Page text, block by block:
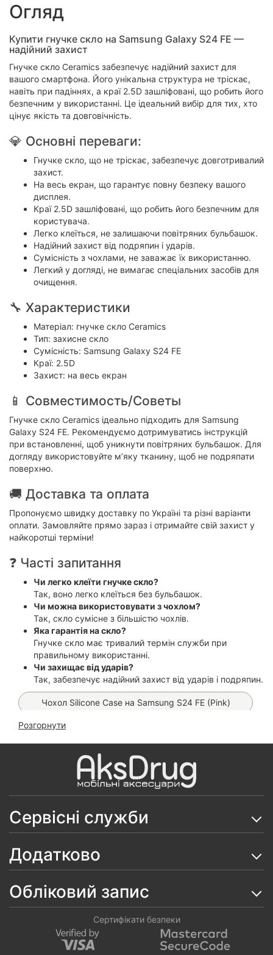
Огляд
Купити гнучке скло на Samsung Galaxy S24 FE —
надійний захист
Гнучке скло Ceramics забезпечує надійний захист для
вашого смартфона. Його унікальна структура не тріскає,
навіть при падіннях, а краї 2.5D зашліфовані, що робить його
безпечним у використанні. Це ідеальний вибір для тих, хто
цінує якість та довговічність.
💎 Основні переваги:
Гнучке скло, що не тріскає, забезпечує довготривалий
захист.
На весь екран, що гарантує повну безпеку вашого
дисплея.
Краї 2.5D зашліфовані, що робить його безпечним для
користувача.
Легко клеїться, не залишаючи повітряних бульбашок.
Надійний захист від подряпин і ударів.
Сумісність з чохлами, не заважає їх використанню.
Легкий у догляді, не вимагає спеціальних засобів для
очищення.
🔧 Характеристики
Матеріал: гнучке скло Ceramics
Тип: захисне скло
Сумісність: Samsung Galaxy S24 FE
Краї: 2.5D
Захист: на весь екран
📱 Совместимость/Советы
Гнучке скло Ceramics ідеально підходить для Samsung
Galaxy S24 FE. Рекомендуємо дотримуватись інструкцій
при встановленні, щоб уникнути повітряних бульбашок. Для
догляду використовуйте м’яку тканину, щоб не подряпати
поверхню.
🚚 Доставка та оплата
Пропонуємо швидку доставку по Україні та різні варіанти
оплати. Замовляйте прямо зараз і отримайте свій захист у
найкоротші терміни!
❓ Часті запитання
Чи легко клеїти гнучке скло?
Так, воно легко клеїться без бульбашок.
Чи можна використовувати з чохлом?
Так, скло сумісне з більшістю чохлів.
Яка гарантія на скло?
Гнучке скло має тривалий термін служби при
правильному використанні.
Чи захищає від ударів?
Так, забезпечує надійний захист від ударів і подряпин.
Чохол Silicone Case на Samsung S24 FE (Pink)
Чохол Proove Softline Magnetic на Samsung S24 FE
Чохол Leather Book Case на Samsung S24 FE
Чохол Clear Pocket Case на Samsung Galaxy S24 FE
Скло Matt Ceramics 9D на Samsung Galaxy S24 FE
Чохол Silicone Case на Samsung Galaxy S24 FE
Чохол WAVE Twinkie Case на Samsung Galaxy S24
Скло Monkey King OG на Samsung Galaxy S24 FE
Розгорнути
Сервісні служби
Додатково
Обліковий запис
Сертифікати безпеки